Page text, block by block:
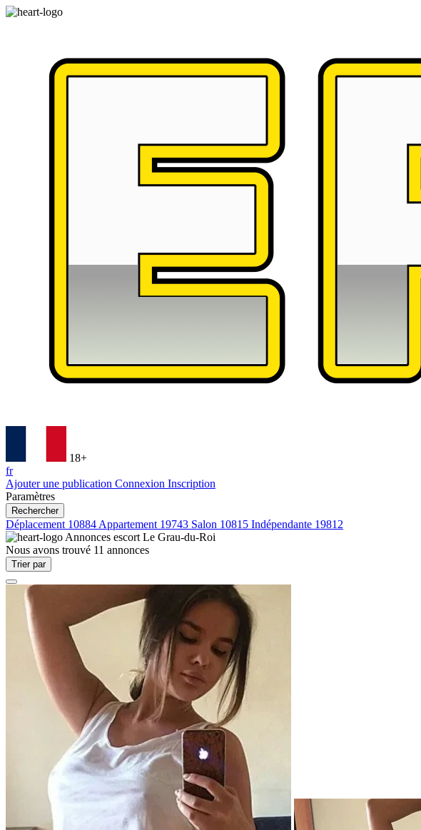
18+
fr
Ajouter une publication Connexion Inscription
Paramètres
Rechercher
Déplacement 10884 Appartement 19743 Salon 10815 Indépendante 19812
Annonces escort Le Grau-du-Roi
Nous avons trouvé 11 annonces
Trier par